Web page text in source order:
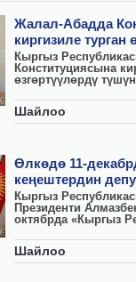
Жалал-Абадда
киргизиле турган
Кыргыз
Конституциясына
өзгөртүүлөрдү
Шайлоо
Өлкөдө 11-
кеңештердин
Кыргыз
Президенти
октябрда «Кыргыз
Шайлоо